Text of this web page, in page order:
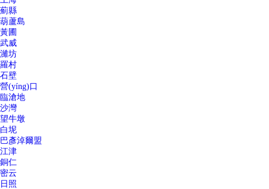
薊縣
葫蘆島
黃圃
武威
濰坊
羅村
石壁
營(yíng)口
臨滄地
沙灣
望牛墩
白坭
巴彥淖爾盟
江津
銅仁
密云
日照